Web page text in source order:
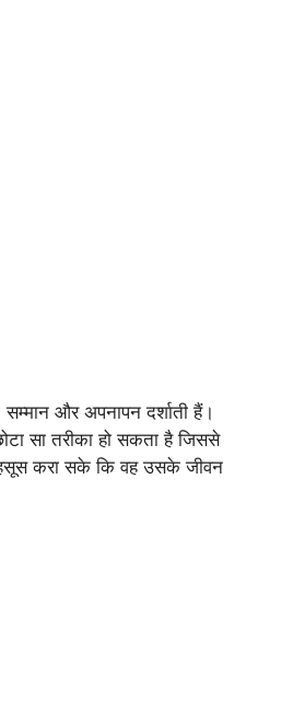
सम्मान और अपनापन दर्शाती हैं।
सा तरीका हो सकता है जिससे
करा सके कि वह उसके जीवन